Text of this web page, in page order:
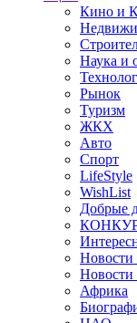
Кино и
Наука и
Рынок
Туризм
ЖКХ
Авто
Спорт
LifeStyle
WishList
Добрые
Новости
Африка